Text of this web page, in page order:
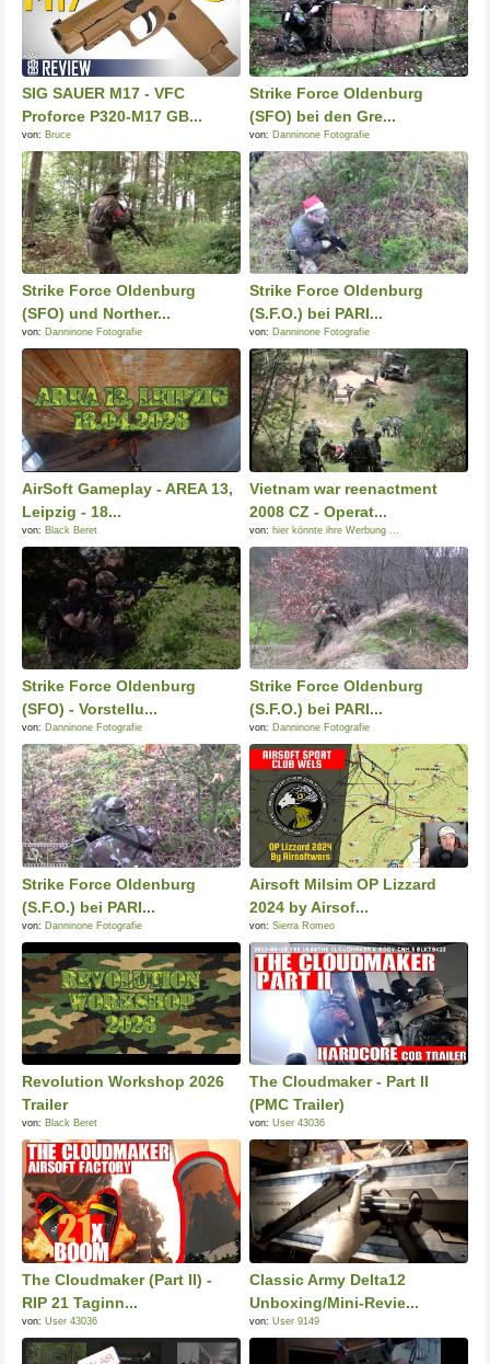
SIG SAUER M17 - VFC
Proforce P320-M17 GB...
von: Bruce
Strike Force Oldenburg
(SFO) bei den Gre...
von: Danninone Fotografie
Strike Force Oldenburg
(SFO) und Norther...
von: Danninone Fotografie
Strike Force Oldenburg
(S.F.O.) bei PARI...
von: Danninone Fotografie
AirSoft Gameplay - AREA 13,
Leipzig - 18...
von: Black Beret
Vietnam war reenactment
2008 CZ - Operat...
von: hier könnte ihre Werbung ...
Strike Force Oldenburg
(SFO) - Vorstellu...
von: Danninone Fotografie
Strike Force Oldenburg
(S.F.O.) bei PARI...
von: Danninone Fotografie
Strike Force Oldenburg
(S.F.O.) bei PARI...
von: Danninone Fotografie
Airsoft Milsim OP Lizzard
2024 by Airsof...
von: Sierra Romeo
Revolution Workshop 2026
Trailer
von: Black Beret
The Cloudmaker - Part II
(PMC Trailer)
von: User 43036
The Cloudmaker (Part II) -
RIP 21 Taginn...
von: User 43036
Classic Army Delta12
Unboxing/Mini-Revie...
von: User 9149